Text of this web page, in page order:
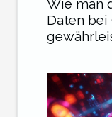
Wie man
Daten